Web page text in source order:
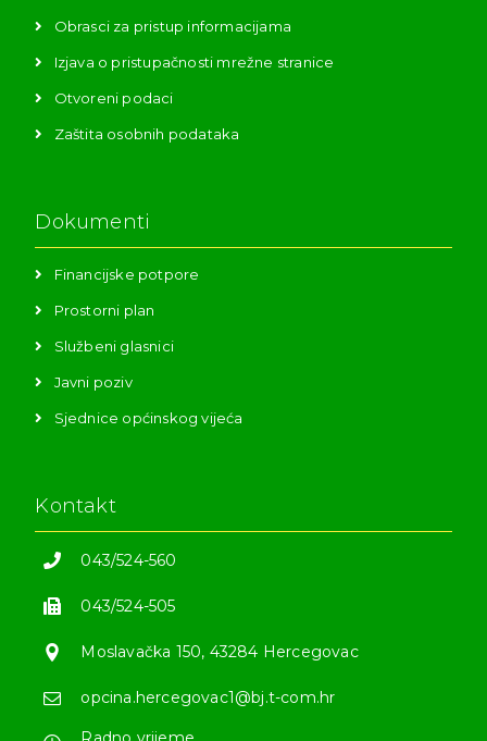
Obrasci za pristup informacijama
Izjava o pristupačnosti mrežne stranice
Otvoreni podaci
Zaštita osobnih podataka
Dokumenti
Financijske potpore
Prostorni plan
Službeni glasnici
Javni poziv
Sjednice općinskog vijeća
Kontakt
043/524-560
043/524-505
Moslavačka 150, 43284 Hercegovac
opcina.hercegovac1@bj.t-com.hr